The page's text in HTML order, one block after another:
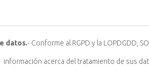
datos.- Conforme al RGPD y la LOPDGDD,
acerca del tratamiento de sus